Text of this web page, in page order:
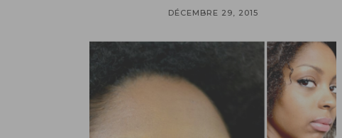
DÉCEMBRE 29, 2015